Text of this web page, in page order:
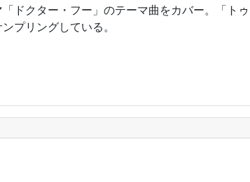
「ドクター・フー」のテーマ曲をカバー。「ト
プリングしている。